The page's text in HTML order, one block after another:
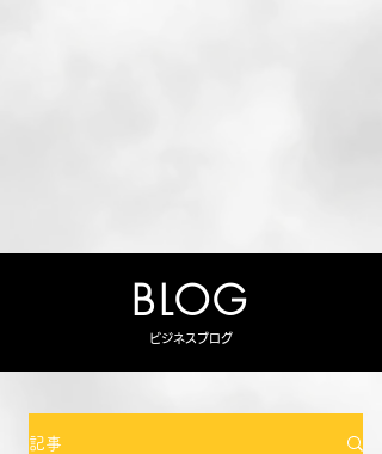
BLOG
ビジネスブログ
記事